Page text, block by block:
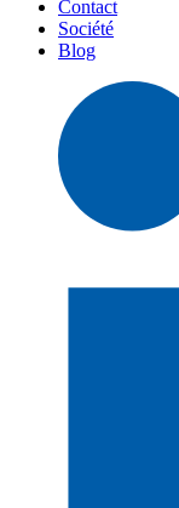
Contact
Société
Blog